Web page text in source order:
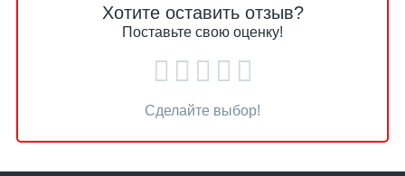
Хотите оставить отзыв?
Поставьте свою оценку!
Сделайте выбор!